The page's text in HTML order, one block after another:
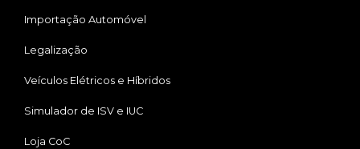
Importação Automóvel
Legalização
Veículos Elétricos e Híbridos
Simulador de ISV e IUC
Loja CoC